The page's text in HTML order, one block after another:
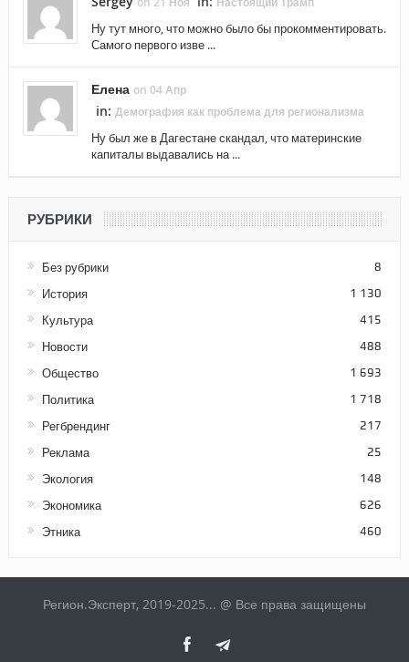
Ну тут много, что можно было бы прокомментировать.
Самого первого изве ...
Елена on 04 Апр
in: Демография как проблема для регионализма
Ну был же в Дагестане скандал, что материнские
капиталы выдавались на ...
РУБРИКИ
Без рубрики 8
История 1 130
Культура 415
Новости 488
Общество 1 693
Политика 1 718
Регбрендинг 217
Реклама 25
Экология 148
Экономика 626
Этника 460
Регион.Эксперт, 2019-2025... @ Все права защищены